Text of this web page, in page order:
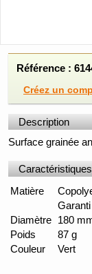
Référence :
Créez un
Description
Surface grainée
Caractéristiques
Matière
Diamètre 180
Poids
87 g
Couleur
Vert